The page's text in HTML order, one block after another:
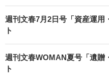
週刊文春7月2日号「資産運用
ト
週刊文春WOMAN夏号「遺贈
ト